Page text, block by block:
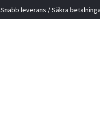
Snabb leverans / Säkra